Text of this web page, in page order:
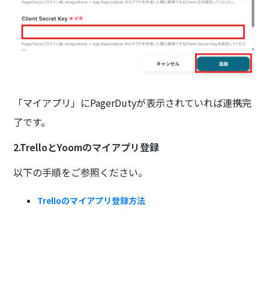
「マイアプリ」にPagerDutyが表示されていれば連携完
了です。
2.TrelloとYoomのマイアプリ登録
以下の手順をご参照ください。
Trelloのマイアプリ登録方法